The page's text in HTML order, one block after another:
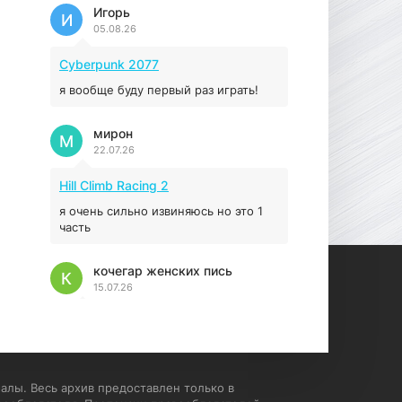
Prey
16.95 ГБ
Игорь
05.08.26
И
Cyberpunk 2077
я вообще буду первый раз играть!
мирон
22.07.26
М
Hill Climb Racing 2
я очень сильно извиняюсь но это 1
часть
кочегар женских пись
15.07.26
К
напишите блять на пк с
Весь архив предоставлен только в